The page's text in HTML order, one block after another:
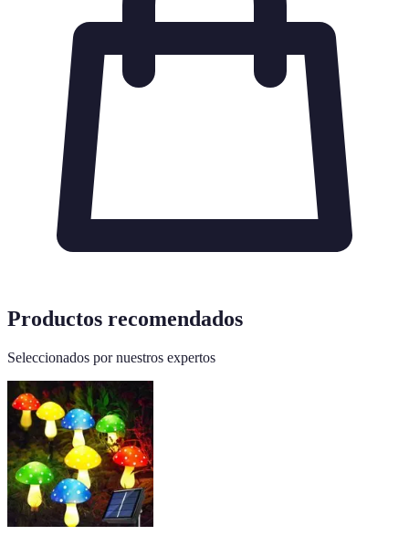
Productos recomendados
Seleccionados por nuestros expertos